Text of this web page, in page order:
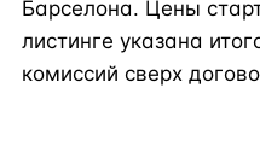
Алания
Бангкок —Локация
Барселона. Цены
листинге указана
комиссий сверх